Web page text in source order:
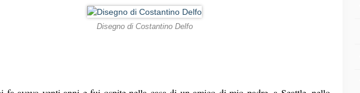
Disegno di Costantino Delfo